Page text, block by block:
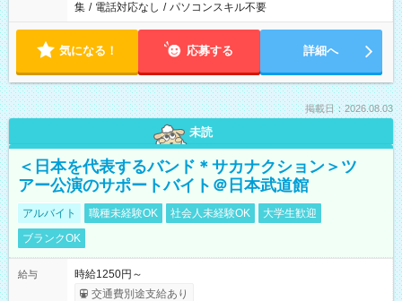
集 / 電話対応なし / パソコンスキル不要
気になる！ 応募する 詳細へ
掲載日：2026.08.03
未読
＜日本を代表するバンド＊サカナクション＞ツ
アー公演のサポートバイト＠日本武道館
アルバイト 職種未経験OK 社会人未経験OK
大学生歓迎
ブランクOK
給与
時給1250円～
交通費別途支給あり